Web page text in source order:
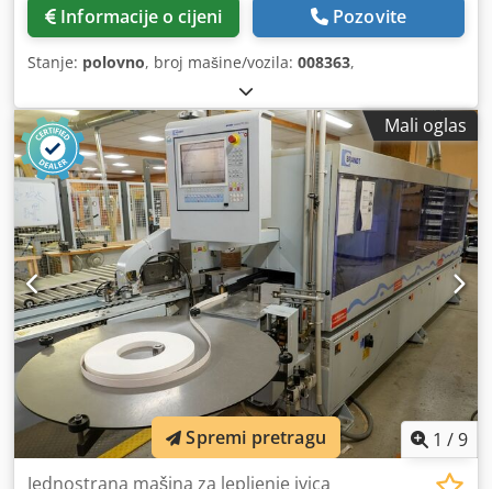
Informacije o cijeni Pozovite
Stanje: polovno, broj mašine/vozila: 008363,
Mali oglas
1 /9
Jednostrana mašina za lepljenje ivica
Spremi pretragu